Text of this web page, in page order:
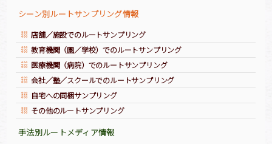
シーン別ルートサンプリング情報
店舗／施設でのルートサンプリング
教育機関（園／学校）でのルートサンプリング
医療機関（病院）でのルートサンプリング
会社／塾／スクールでのルートサンプリング
自宅への同梱サンプリング
その他のルートサンプリング
手法別ルートメディア情報